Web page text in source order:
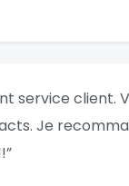
service client.
Je